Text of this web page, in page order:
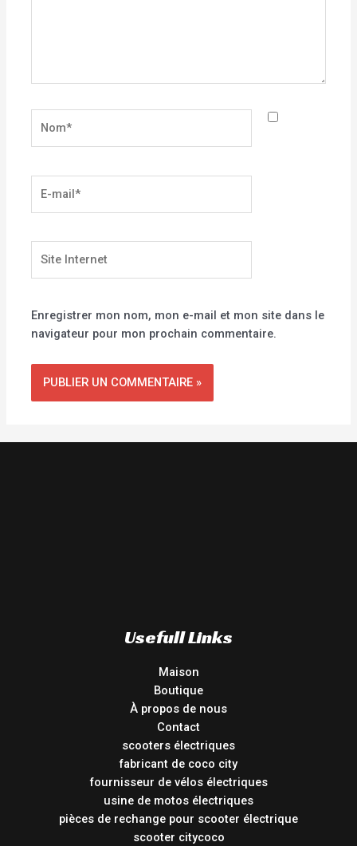
mail*
Internet
Enregistrer mon nom, mon e-mail et mon site dans le
navigateur pour mon prochain commentaire.
Usefull Links
Maison
Boutique
À propos de nous
Contact
scooters électriques
fabricant de coco city
fournisseur de vélos électriques
usine de motos électriques
pièces de rechange pour scooter électrique
scooter citycoco